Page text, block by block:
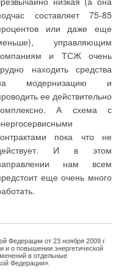
составляет 75-85
или даже еще
управляющим
и ТСЖ очень
находить средства
модернизацию и
ее действительно
А схема с
пока что не
И в этом
нам всем
еще очень много
Федерации от 23 ноября 2009 г.
о повышении энергетической
в отдельные
Федерации».
котлов), причем если
насосы экономайзеров
находятся в аварии,
запуск горелок не
осуществляется;
Котельная
оборудована всеми
необходимыми
средствами защиты
и автоматизации
технологического
процесса. Все пуски
и остановы
происходят
сигнализация снижения
температуры воды на
входе котлов;